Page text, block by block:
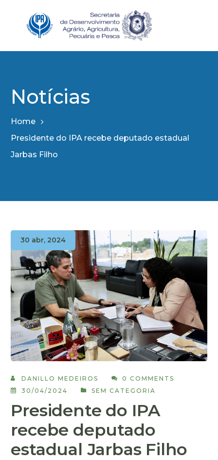
Notícias
Home
Presidente do IPA recebe deputado estadual
Jarbas Filho
30 abr, 2024
DANILLO MEDEIROS
0 COMMENTS
30/04/2024
SEM CATEGORIA
Presidente do IPA
recebe deputado
estadual Jarbas Filho